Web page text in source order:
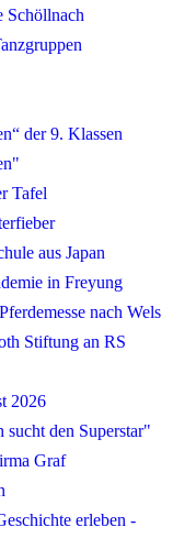
Schöllnach
der 9. Klassen
Tafel
aus Japan
in Freyung
nach Wels
Stiftung an RS
2026
den Superstar"
Graf
erleben -